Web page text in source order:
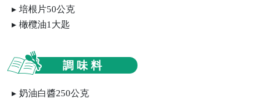
培根片50公克
橄欖油1大匙
調 味 料
奶油白醬250公克